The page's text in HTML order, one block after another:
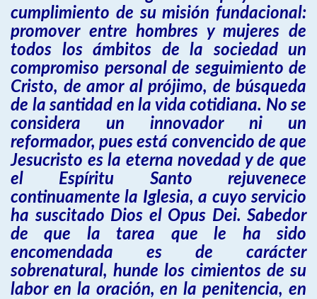
cumplimiento de su misión fundacional:
promover entre hombres y mujeres de
todos los ámbitos de la sociedad un
compromiso personal de seguimiento de
Cristo, de amor al prójimo, de búsqueda
de la santidad en la vida cotidiana. No se
considera un innovador ni un
reformador, pues está convencido de que
Jesucristo es la eterna novedad y de que
el Espíritu Santo rejuvenece
continuamente la Iglesia, a cuyo servicio
ha suscitado Dios el Opus Dei. Sabedor
de que la tarea que le ha sido
encomendada es de carácter
sobrenatural, hunde los cimientos de su
labor en la oración, en la penitencia, en